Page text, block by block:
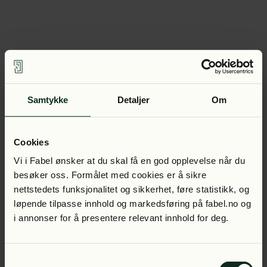
Samtykke Detaljer Om
Cookies
Vi i Fabel ønsker at du skal få en god opplevelse når du
besøker oss. Formålet med cookies er å sikre
nettstedets funksjonalitet og sikkerhet, føre statistikk, og
løpende tilpasse innhold og markedsføring på fabel.no og
i annonser for å presentere relevant innhold for deg.